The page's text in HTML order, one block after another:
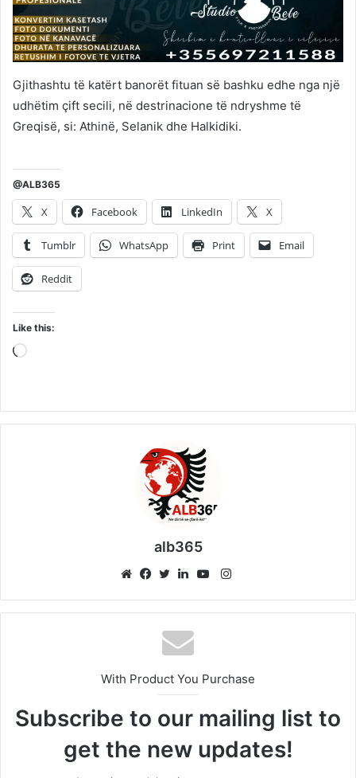
Gjithashtu të katërt banorët fituan së bashku edhe nga një
udhëtim çift secili, në destrinacione të ndryshme të
Greqisë, si: Athinë, Selanik dhe Halkidiki.
@ALB365
X Facebook LinkedIn X
Tumblr WhatsApp Print Email
Reddit
Like this:
Loading…
alb365
Instagram
With Product You Purchase
Subscribe to our mailing list to
get the new updates!